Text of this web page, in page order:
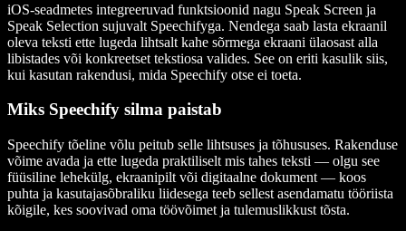
iOS-seadmetes integreeruvad funktsioonid nagu Speak Screen ja
Speak Selection sujuvalt Speechifyga. Nendega saab lasta ekraanil
oleva teksti ette lugeda lihtsalt kahe sõrmega ekraani ülaosast alla
libistades või konkreetset tekstiosa valides. See on eriti kasulik siis,
kui kasutan rakendusi, mida Speechify otse ei toeta.
Miks Speechify silma paistab
Speechify tõeline võlu peitub selle lihtsuses ja tõhususes. Rakenduse
võime avada ja ette lugeda praktiliselt mis tahes teksti — olgu see
füüsiline lehekülg, ekraanipilt või digitaalne dokument — koos
puhta ja kasutajasõbraliku liidesega teeb sellest asendamatu tööriista
kõigile, kes soovivad oma töövõimet ja tulemuslikkust tõsta.